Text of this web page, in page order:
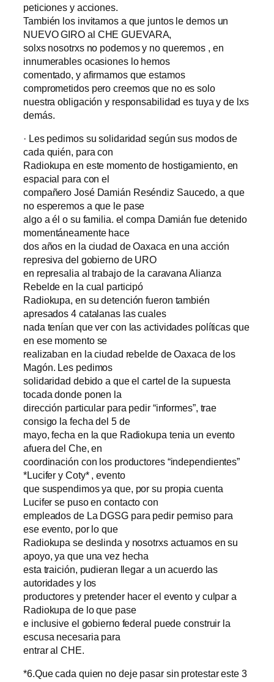
peticiones y acciones.
También los invitamos a que juntos le demos un
NUEVO GIRO al CHE GUEVARA,
solxs nosotrxs no podemos y no queremos , en
innumerables ocasiones lo hemos
comentado, y afirmamos que estamos
comprometidos pero creemos que no es solo
nuestra obligación y responsabilidad es tuya y de lxs
demás.
· Les pedimos su solidaridad según sus modos de
cada quién, para con
Radiokupa en este momento de hostigamiento, en
espacial para con el
compañero José Damián Reséndiz Saucedo, a que
no esperemos a que le pase
algo a él o su familia. el compa Damián fue detenido
momentáneamente hace
dos años en la ciudad de Oaxaca en una acción
represiva del gobierno de URO
en represalia al trabajo de la caravana Alianza
Rebelde en la cual participó
Radiokupa, en su detención fueron también
apresados 4 catalanas las cuales
nada tenían que ver con las actividades políticas que
en ese momento se
realizaban en la ciudad rebelde de Oaxaca de los
Magón. Les pedimos
solidaridad debido a que el cartel de la supuesta
tocada donde ponen la
dirección particular para pedir “informes”, trae
consigo la fecha del 5 de
mayo, fecha en la que Radiokupa tenia un evento
afuera del Che, en
coordinación con los productores “independientes”
*Lucifer y Coty* , evento
que suspendimos ya que, por su propia cuenta
Lucifer se puso en contacto con
empleados de La DGSG para pedir permiso para
ese evento, por lo que
Radiokupa se deslinda y nosotrxs actuamos en su
apoyo, ya que una vez hecha
esta traición, pudieran llegar a un acuerdo las
autoridades y los
productores y pretender hacer el evento y culpar a
Radiokupa de lo que pase
e inclusive el gobierno federal puede construir la
escusa necesaria para
entrar al CHE.
*6.Que cada quien no deje pasar sin protestar este 3